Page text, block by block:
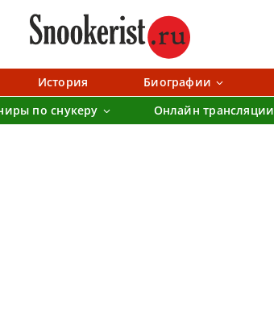
История Биографии
по снукеру Онлайн трансляции